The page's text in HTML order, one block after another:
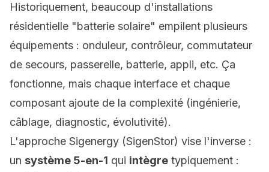
Historiquement, beaucoup d'installations
résidentielle "batterie solaire" empilent plusieurs
équipements : onduleur, contrôleur, commutateur
de secours, passerelle, batterie, appli, etc. Ça
fonctionne, mais chaque interface et chaque
composant ajoute de la complexité (ingénierie,
câblage, diagnostic, évolutivité).
L'approche Sigenergy (SigenStor) vise l'inverse :
un système 5-en-1 qui intègre typiquement :